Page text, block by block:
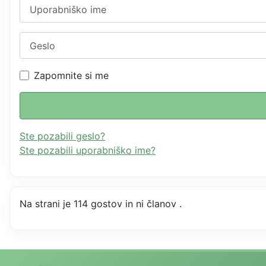
Zapomnite si me
Ste pozabili geslo?
Ste pozabili uporabniško ime?
Na strani je 114 gostov in ni članov .